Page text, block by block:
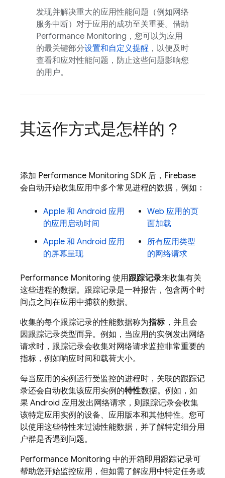
发现并解决重大的应用性能问题（例如网络
服务中断）对于应用的成功至关重要。借助
Performance Monitoring，您可以为应用
的最关键部分设置和自定义提醒 ，以便及时
查看和应对性能问题，防止这些问题影响您
的用户。
其运作方式是怎样的？
添加 Performance Monitoring SDK 后，Firebase
会自动开始收集应用中多个常见进程的数据，例如：
Apple 和 Android 应用
的应用启动时间
Apple 和 Android 应用
的屏幕呈现
Web 应用的页
面加载
所有应用类型
的网络请求
Performance Monitoring 使用跟踪记录来收集有关
这些进程的数据。跟踪记录是一种报告，包含两个时
间点之间在应用中捕获的数据。
收集的每个跟踪记录的性能数据称为指标，并且会
因跟踪记录类型而异。例如，当应用的实例发出网络
请求时，跟踪记录会收集对网络请求监控非常重要的
指标，例如响应时间和载荷大小。
每当应用的实例运行受监控的进程时，关联的跟踪记
录还会自动收集该应用实例的特性数据。例如，如
果 Android 应用发出网络请求，则跟踪记录会收集
该特定应用实例的设备、应用版本和其他特性。您可
以使用这些特性来过滤性能数据，并了解特定细分用
户群是否遇到问题。
Performance Monitoring 中的开箱即用跟踪记录可
帮助您开始监控应用，但如需了解应用中特定任务或